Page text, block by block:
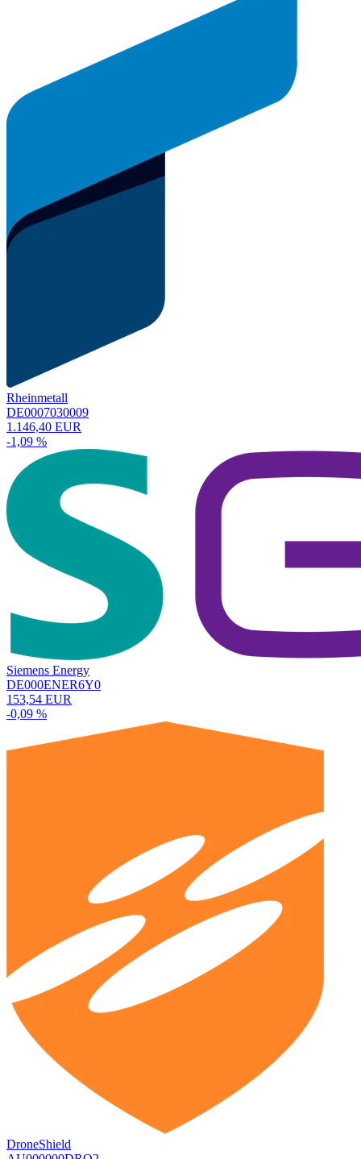
Rheinmetall
DE0007030009
1.146,40 EUR
-1,09 %
Siemens Energy
DE000ENER6Y0
153,54 EUR
-0,09 %
DroneShield